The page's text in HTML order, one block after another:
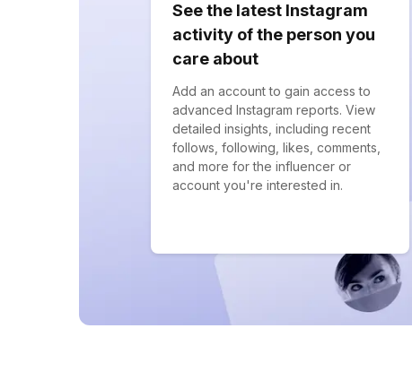
See the latest Instagram
activity of the person you
care about
Add an account to gain access to
advanced Instagram reports. View
detailed insights, including recent
follows, following, likes, comments,
and more for the influencer or
account you're interested in.